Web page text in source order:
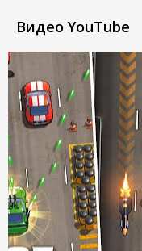
Видео YouTube